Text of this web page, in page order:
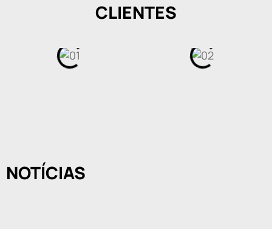
CLIENTES
NOTÍCIAS